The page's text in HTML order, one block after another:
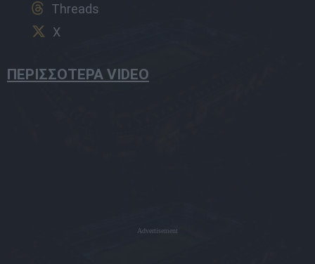
Threads
X
ΠΕΡΙΣΣΟΤΕΡΑ VIDEO
Advertisement